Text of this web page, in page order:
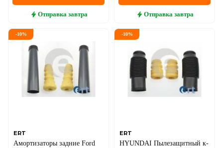
Отправка завтра Отправка завтра
-10%
ERT
Амортизаторы задние Ford
-10%
ERT
HYUNDAI Пылезащитный к-